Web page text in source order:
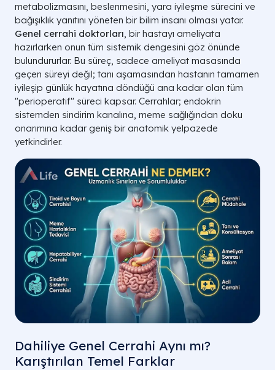
metabolizmasını, beslenmesini, yara iyileşme sürecini ve
bağışıklık yanıtını yöneten bir bilim insanı olması yatar.
Genel cerrahi doktorları, bir hastayı ameliyata
hazırlarken onun tüm sistemik dengesini göz önünde
bulundururlar. Bu süreç, sadece ameliyat masasında
geçen süreyi değil; tanı aşamasından hastanın tamamen
iyileşip günlük hayatına döndüğü ana kadar olan tüm
"perioperatif" süreci kapsar. Cerrahlar; endokrin
sistemden sindirim kanalına, meme sağlığından doku
onarımına kadar geniş bir anatomik yelpazede
yetkindirler.
Dahiliye Genel Cerrahi Aynı mı?
Karıştırılan Temel Farklar